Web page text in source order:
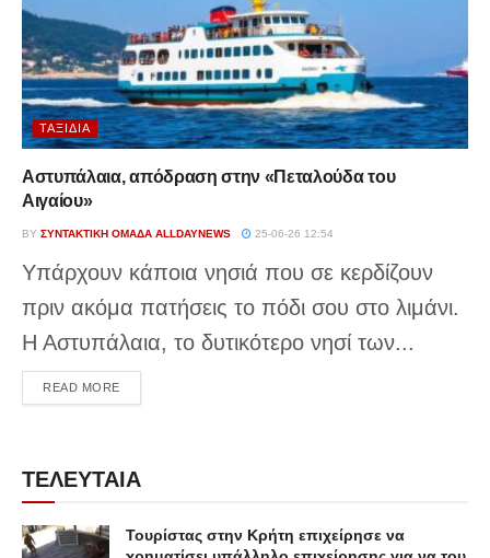
ΤΑΞΊΔΙΑ
Αστυπάλαια, απόδραση στην «Πεταλούδα του
Αιγαίου»
BY ΣΥΝΤΑΚΤΙΚΉ ΟΜΆΔΑ ALLDAYNEWS 25-06-26 12:54
Υπάρχουν κάποια νησιά που σε κερδίζουν
πριν ακόμα πατήσεις το πόδι σου στο λιμάνι.
Η Αστυπάλαια, το δυτικότερο νησί των...
READ MOREDETAILS
ΤΕΛΕΥΤΑΙΑ
Τουρίστας στην Κρήτη επιχείρησε να